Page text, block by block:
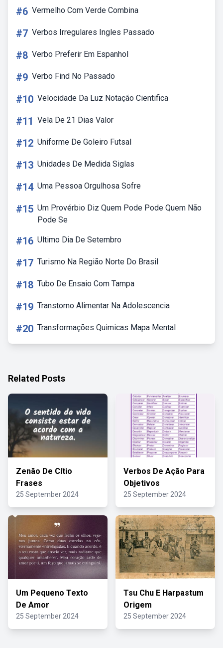
#6 Vermelho Com Verde Combina
#7 Verbos Irregulares Ingles Passado
#8 Verbo Preferir Em Espanhol
#9 Verbo Find No Passado
#10 Velocidade Da Luz Notação Cientifica
#11 Vela De 21 Dias Valor
#12 Uniforme De Goleiro Futsal
#13 Unidades De Medida Siglas
#14 Uma Pessoa Orgulhosa Sofre
#15 Um Provérbio Diz Quem Pode Pode Quem Não
Pode Se
#16 Ultimo Dia De Setembro
#17 Turismo Na Região Norte Do Brasil
#18 Tubo De Ensaio Com Tampa
#19 Transtorno Alimentar Na Adolescencia
#20 Transformações Quimicas Mapa Mental
Related Posts
Zenão De Cítio
Frases
25 September 2024
Verbos De Ação Para
Objetivos
25 September 2024
Um Pequeno Texto
De Amor
25 September 2024
Tsu Chu E Harpastum
Origem
25 September 2024